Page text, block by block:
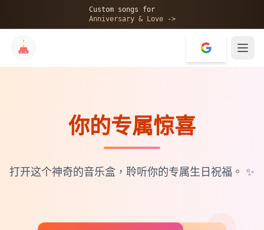
Custom songs for
Anniversary & Love ->
💝
你的专属惊喜
打开这个神奇的音乐盒，聆听你的专属生日祝福。 ✨